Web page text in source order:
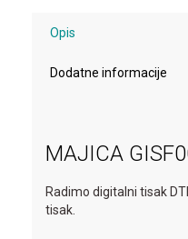
Opis
Dodatne informacije
MAJICA
Radimo digitalni tisak
tisak.